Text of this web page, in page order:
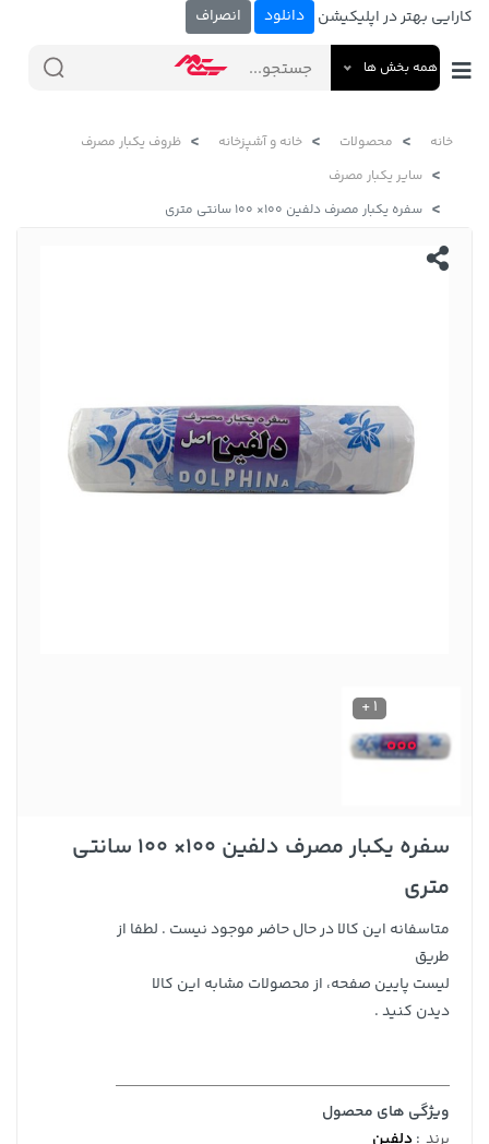
کارایی بهتر در اپلیکیشن دانلود انصراف
همه بخش ها
خانه محصولات خانه و آشپزخانه
ظروف یکبار مصرف
سایر یکبار مصرف
سفره یکبار مصرف دلفین 100× 100 سانتی متری
1 +
سفره یکبار مصرف دلفین 100× 100 سانتی
متری
متاسفانه این کالا در حال حاضر موجود نیست . لطفا از
طریق
لیست پایین صفحه، از محصولات مشابه این کالا
دیدن کنید .
ویژگی های محصول
برند :دلفین